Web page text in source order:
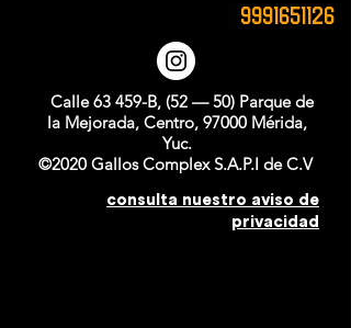
9991651126
Calle 63 459-B, (52 — 50) Parque de
la Mejorada, Centro, 97000 Mérida,
Yuc.
©2020 Gallos Complex S.A.P.I de C.V
consulta nuestro aviso de
privacidad